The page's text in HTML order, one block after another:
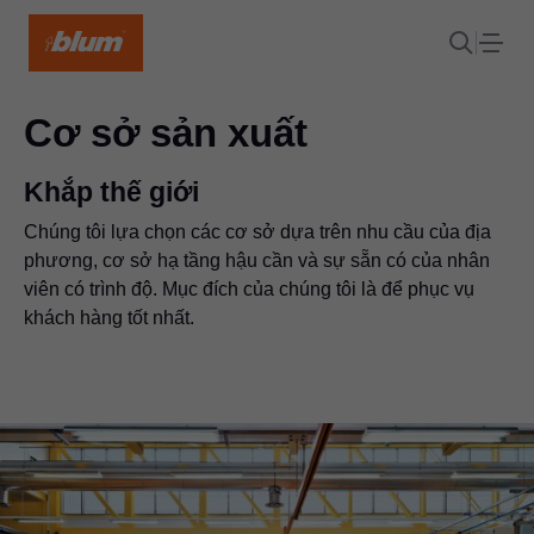
Cơ sở sản xuất
Khắp thế giới
Chúng tôi lựa chọn các cơ sở dựa trên nhu cầu của địa
phương, cơ sở hạ tầng hậu cần và sự sẵn có của nhân
viên có trình độ. Mục đích của chúng tôi là để phục vụ
khách hàng tốt nhất.